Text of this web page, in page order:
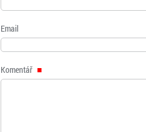
Email
Komentář